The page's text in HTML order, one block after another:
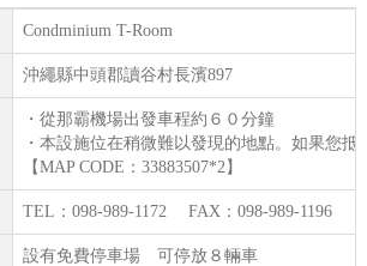
Condminium T-Room
沖繩縣中頭郡讀谷村長濱897
・從那霸機場出發車程約６０分鐘
・本設施位在稍微難以發現的地點。如果您
【MAP CODE：33883507*2】
TEL：098-989-1172 FAX：098-989-1196
設有免費停車場 可停放８輛車